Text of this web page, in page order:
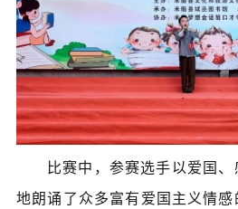
比赛中，参赛选手以爱国
地朗诵了众多富有爱国主义情